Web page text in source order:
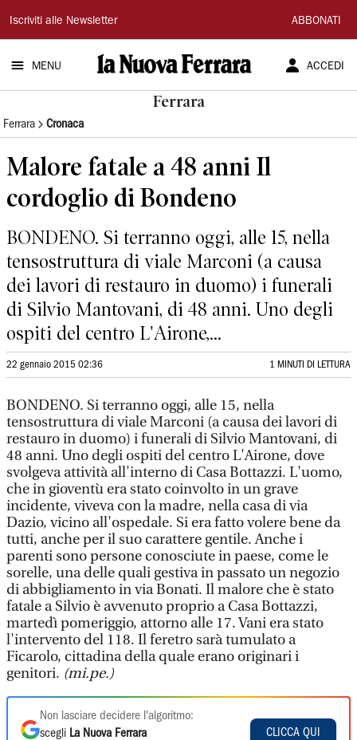
La
Nuova
Ferrara
Iscriviti alle Newsletter ABBONATI
MENU ACCEDI
Ferrara
Ferrara Cronaca
Malore fatale a 48 anni Il
cordoglio di Bondeno
BONDENO. Si terranno oggi, alle 15, nella
tensostruttura di viale Marconi (a causa
dei lavori di restauro in duomo) i funerali
di Silvio Mantovani, di 48 anni. Uno degli
ospiti del centro L'Airone,...
22 gennaio 2015 02:36 1 MINUTI DI LETTURA
BONDENO. Si terranno oggi, alle 15, nella
tensostruttura di viale Marconi (a causa dei lavori di
restauro in duomo) i funerali di Silvio Mantovani, di
48 anni. Uno degli ospiti del centro L'Airone, dove
svolgeva attività all'interno di Casa Bottazzi. L'uomo,
che in gioventù era stato coinvolto in un grave
incidente, viveva con la madre, nella casa di via
Dazio, vicino all'ospedale. Si era fatto volere bene da
tutti, anche per il suo carattere gentile. Anche i
parenti sono persone conosciute in paese, come le
sorelle, una delle quali gestiva in passato un negozio
di abbigliamento in via Bonati. Il malore che è stato
fatale a Silvio è avvenuto proprio a Casa Bottazzi,
martedì pomeriggio, attorno alle 17. Vani era stato
l'intervento del 118. Il feretro sarà tumulato a
Ficarolo, cittadina della quale erano originari i
genitori. (mi.pe.)
Non lasciare decidere l'algoritmo:
scegli La Nuova Ferrara
CLICCA QUI